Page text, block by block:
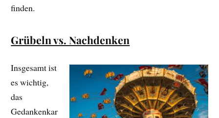
finden.
Grübeln vs. Nachdenken
Insgesamt ist
es wichtig,
das
Gedankenkar